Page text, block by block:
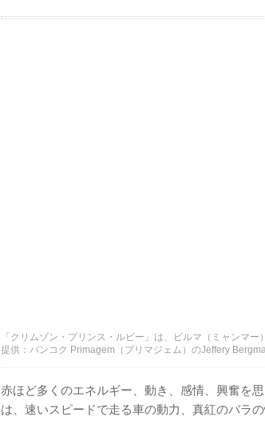
「クリムゾン・プリンス・ルビー」は、ビルマ（ミャンマ
提供：バンコク Primagem（プリマジェム）のJeffery
赤ほど多くのエネルギー、動き、感情、興奮を
は、速いスピードで走る車の動力、真紅のバラ